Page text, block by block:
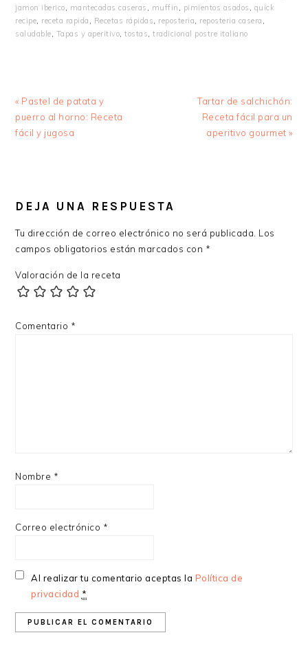
jamon iberico, mantecadas caseras , muffin , pimientos asados , quick
recipe, receta rapida , Recetas rápidas, reposteria, reposteria casera ,
saludable, Tapas y aperitivo,tostas,tradicional postre italiano
Entrada
anterior:
« Pastel de patata y
puerro al horno: Receta
fácil y jugosa
Siguiente
entrada:
Tartar de salchichón:
Receta fácil para un
aperitivo gourmet »
CON
LECTORES
DEJA UNA RESPUESTA
Tu dirección de correo electrónico no será publicada. Los
campos obligatorios están marcados con *
Valoración de la receta
Comentario *
Nombre *
Correo electrónico *
Al realizar tu comentario aceptas la Política de
privacidad *